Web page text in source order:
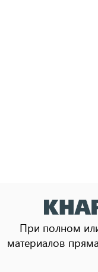
При полном
материалов